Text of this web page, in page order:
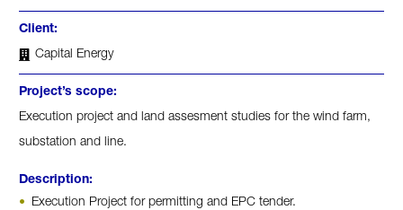
Client:
Capital Energy
Project’s scope:
Execution project and land assesment studies for the wind farm,
substation and line.
Description:
Execution Project for permitting and EPC tender.